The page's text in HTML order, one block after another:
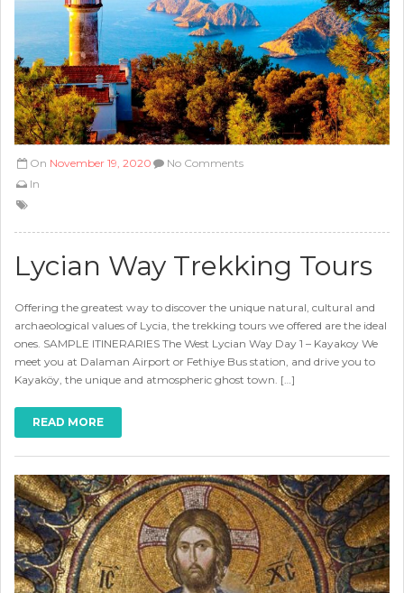
On November 19, 2020
In
No Comments
Lycian Way Trekking Tours
Offering the greatest way to discover the unique natural, cultural and
archaeological values of Lycia, the trekking tours we offered are the ideal
ones. SAMPLE ITINERARIES The West Lycian Way Day 1 – Kayakoy We
meet you at Dalaman Airport or Fethiye Bus station, and drive you to
Kayaköy, the unique and atmospheric ghost town. […]
READ MORE